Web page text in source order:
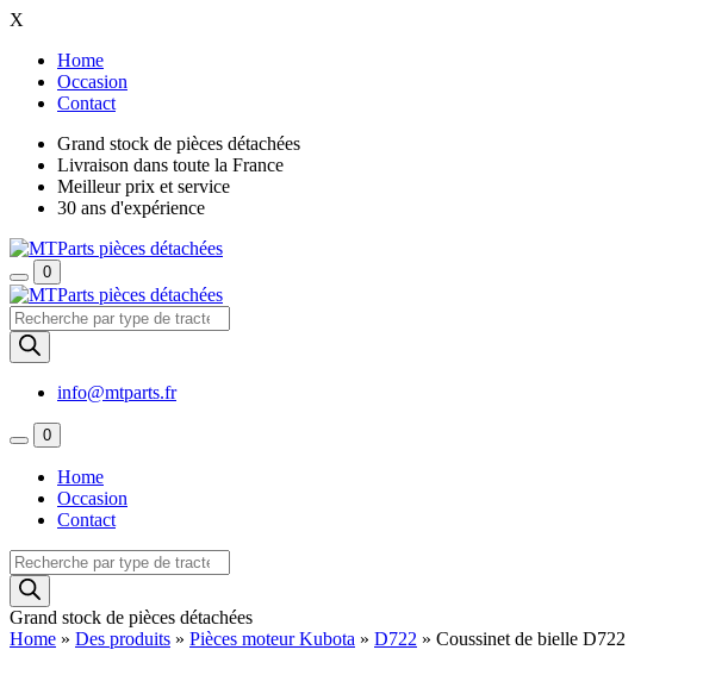
X
Home
Occasion
Contact
Grand stock de pièces détachées
Livraison dans toute la France
Meilleur prix et service
30 ans d'expérience
0
Recherche
de
produits
info@mtparts.fr
0
Home
Occasion
Contact
Recherche
de
produits
Grand stock de pièces détachées
Home » Des produits » Pièces moteur Kubota » D722 » Coussinet de bielle D722